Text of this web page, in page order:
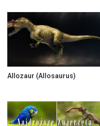
Allozaur (Allosaurus)